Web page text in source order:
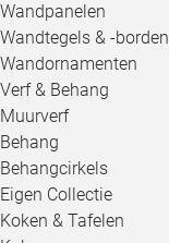
Wandpanelen
Wandtegels & -borden
Wandornamenten
Verf & Behang
Muurverf
Behang
Behangcirkels
Eigen Collectie
Koken & Tafelen